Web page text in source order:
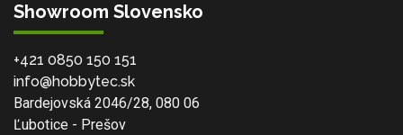
Showroom Slovensko
+421 0850 150 151
info@hobbytec.sk
Bardejovská 2046/28, 080 06
Ľubotice - Prešov